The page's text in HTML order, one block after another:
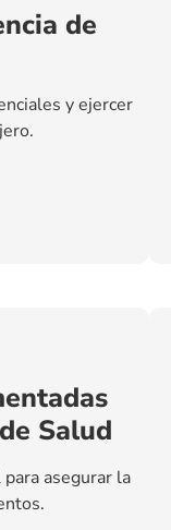
de
y ejercer
Salud
asegurar la